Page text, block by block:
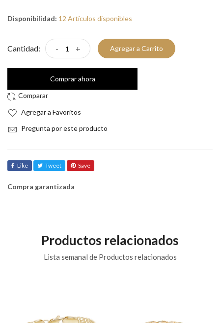
Disponibilidad: 12 Artículos disponibles
Cantidad: - + Agregar a Carrito
Comprar ahora
Agregar a Favoritos
Pregunta por este producto
Like Tweet Save
Compra garantizada
Productos relacionados
Lista semanal de Productos relacionados